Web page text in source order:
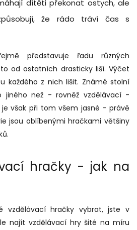
dítěti překonat ostych, ale
že rádo tráví čas s
představuje řadu různých
od ostatních drasticky liší. Výčet
každého z nich lišit. Známé stolní
jiného než - rovněž vzdělávací -
je však při tom všem jasné - právě
jsou oblíbenými hračkami většiny
hračky - jak na
vzdělávací hračky vybrat, jste v
najít vzdělávací hry šité na míru